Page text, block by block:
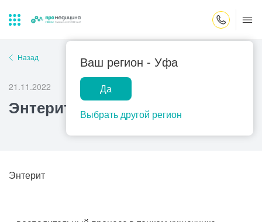
Ваш регион - Уфа
Да
Выбрать другой регион
Лабораторная
диагностика
ПроМедицина
онлайн
Закрыть поиск
Популярные запросы
Прием врача-гинеколога
Назад
21.11.2022
Энтерит
Энтерит